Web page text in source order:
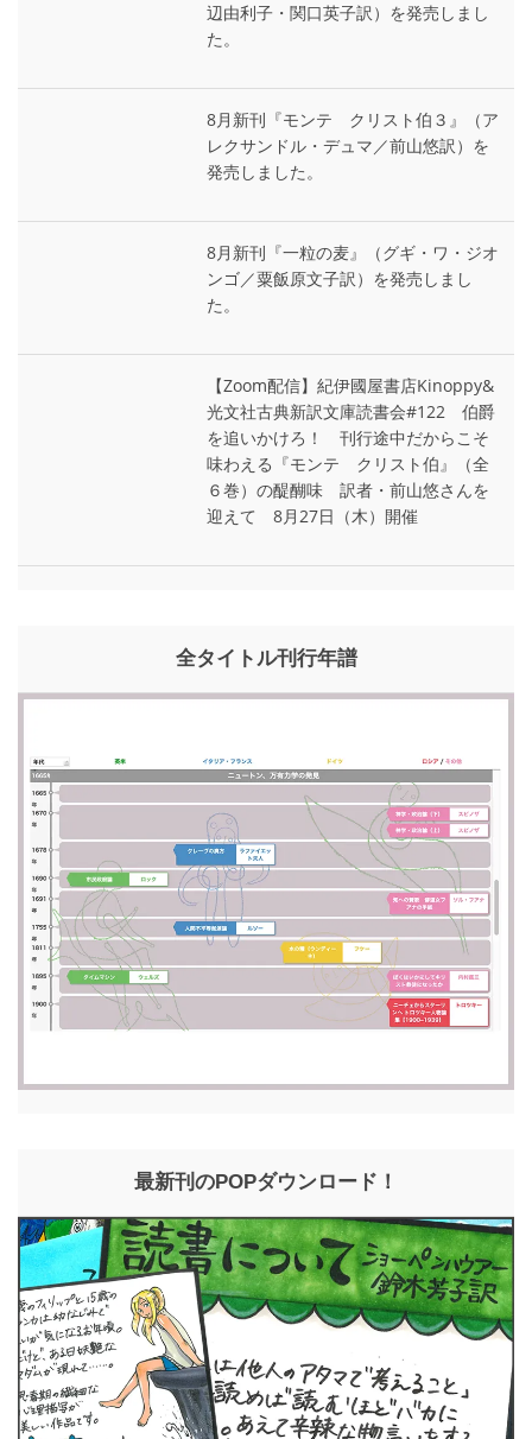
辺由利子・関口英子訳）を発売しまし
た。
8月新刊『モンテ゠クリスト伯３』（ア
レクサンドル・デュマ／前山悠訳）を
発売しました。
8月新刊『一粒の麦』（グギ・ワ・ジオ
ンゴ／粟飯原文子訳）を発売しまし
た。
【Zoom配信】紀伊國屋書店Kinoppy&
光文社古典新訳文庫読書会#122 伯爵
を追いかけろ！ 刊行途中だからこそ
味わえる『モンテ゠クリスト伯』（全
６巻）の醍醐味 訳者・前山悠さんを
迎えて 8月27日（木）開催
全タイトル刊行年譜
最新刊のPOPダウンロード！